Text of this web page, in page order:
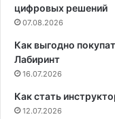
цифровых решений
07.08.2026
Как выгодно
Лабиринт
16.07.2026
Как стать
12.07.2026